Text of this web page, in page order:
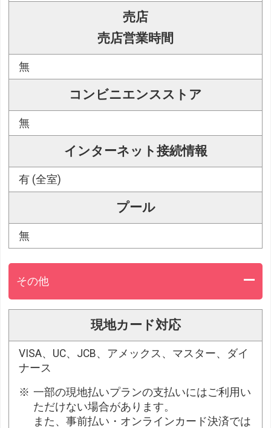
売店
売店営業時間
無
コンビニエンスストア
無
インターネット接続情報
有 (全室)
プール
無
その他
現地カード対応
VISA、UC、JCB、アメックス、マスター、ダイ
ナース
一部の現地払いプランの支払いにはご利用い
ただけない場合があります。
また、事前払い・オンラインカード決済では